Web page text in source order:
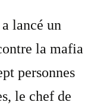
lancé un
la mafia
personnes
le chef de